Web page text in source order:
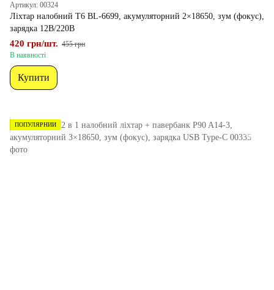
Артикул: 00324
Ліхтар налобний T6 BL-6699, акумуляторний 2×18650, зум (фокус),
зарядка 12В/220В
420 грн/шт. 455 грн
В наявності
Купити
ПОПУЛЯРНИЙ